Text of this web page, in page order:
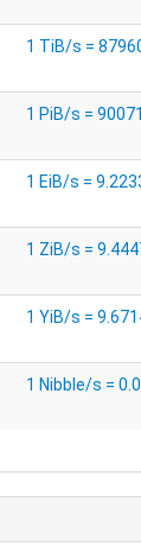
1 TiB/s =
1 PiB/s =
1 EiB/s =
1 ZiB/s =
1 YiB/s =
1 Nibble/s =